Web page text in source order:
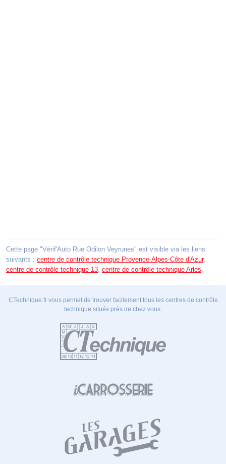
Cette page "Vérif'Auto Rue Odilon Veyrunes" est visible via les liens
suivants : centre de contrôle technique Provence-Alpes-Côte d'Azur,
centre de contrôle technique 13, centre de contrôle technique Arles.
CTechnique.fr vous permet de trouver facilement tous les centres de contrôle
technique situés près de chez vous.